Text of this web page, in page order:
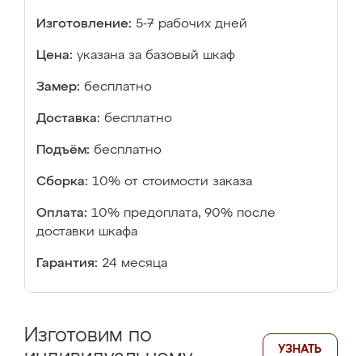
Изготовление: 5-7 рабочих дней
Цена: указана за базовый шкаф
Замер: бесплатно
Доставка: бесплатно
Подъём: бесплатно
Сборка: 10% от стоимости заказа
Оплата: 10% предоплата, 90% после
доставки шкафа
Гарантия: 24 месяца
Изготовим по
УЗНАТЬ